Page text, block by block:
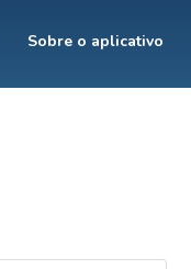
Sobre o aplicativo